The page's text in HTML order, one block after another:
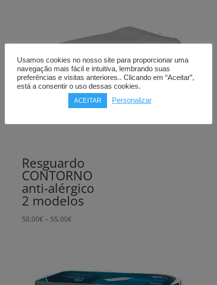
Resguardo
CONTORNO
anti-alérgico
2 modelos
50,00€ – 55,00€Price
Usamos cookies no nosso site para proporcionar uma
navegação mais fácil e intuitiva, lembrando suas
preferências e visitas anteriores.. Clicando em “Aceitar”,
está a consentir o uso dessas cookies.
ACEITAR Personalizar